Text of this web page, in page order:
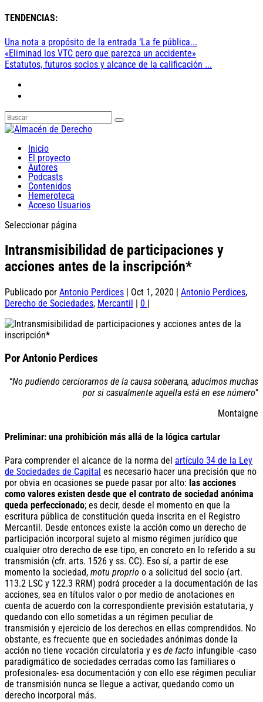
TENDENCIAS:
Una nota a propósito de la entrada ‘La fe pública...
«Eliminad los VTC pero que parezca un accidente»
Estatutos, futuros socios y alcance de la calificación ...
Inicio
El proyecto
Autores
Podcasts
Contenidos
Hemeroteca
Acceso Usuarios
Seleccionar página
Intransmisibilidad de participaciones y
acciones antes de la inscripción*
Publicado por Antonio Perdices Oct 1, 2020 Antonio Perdices,
Derecho de Sociedades, Mercantil 0
Por Antonio Perdices
“No pudiendo cerciorarnos de la causa soberana, aducimos muchas
por si casualmente aquella está en ese número”
Montaigne
Preliminar: una prohibición más allá de la lógica cartular
Para comprender el alcance de la norma del artículo 34 de la Ley
de Sociedades de Capital es necesario hacer una precisión que no
por obvia en ocasiones se puede pasar por alto: las acciones
como valores existen desde que el contrato de sociedad anónima
queda perfeccionado; es decir, desde el momento en que la
escritura pública de constitución queda inscrita en el Registro
Mercantil. Desde entonces existe la acción como un derecho de
participación incorporal sujeto al mismo régimen jurídico que
cualquier otro derecho de ese tipo, en concreto en lo referido a su
transmisión (cfr. arts. 1526 y ss. CC). Eso sí, a partir de ese
momento la sociedad, motu proprio o a solicitud del socio (art.
113.2 LSC y 122.3 RRM) podrá proceder a la documentación de las
acciones, sea en títulos valor o por medio de anotaciones en
cuenta de acuerdo con la correspondiente previsión estatutaria, y
quedando con ello sometidas a un régimen peculiar de
transmisión y ejercicio de los derechos en ellas comprendidos. No
obstante, es frecuente que en sociedades anónimas donde la
acción no tiene vocación circulatoria y es de facto infungible -caso
paradigmático de sociedades cerradas como las familiares o
profesionales- esa documentación y con ello ese régimen peculiar
de transmisión nunca se llegue a activar, quedando como un
derecho incorporal más.